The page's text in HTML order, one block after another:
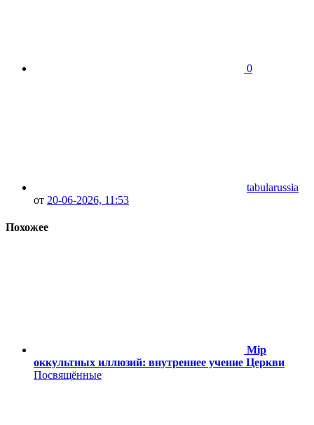
0
tabularussia
от 20-06-2026, 11:53
Похожее
Мiр
оккультных иллюзий: внутреннее учение Церкви
Посвящённые